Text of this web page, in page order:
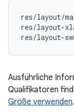
res/layout/
res/layout-
res/layout-
Ausführliche
Qualifikatoren
Größe verwenden.